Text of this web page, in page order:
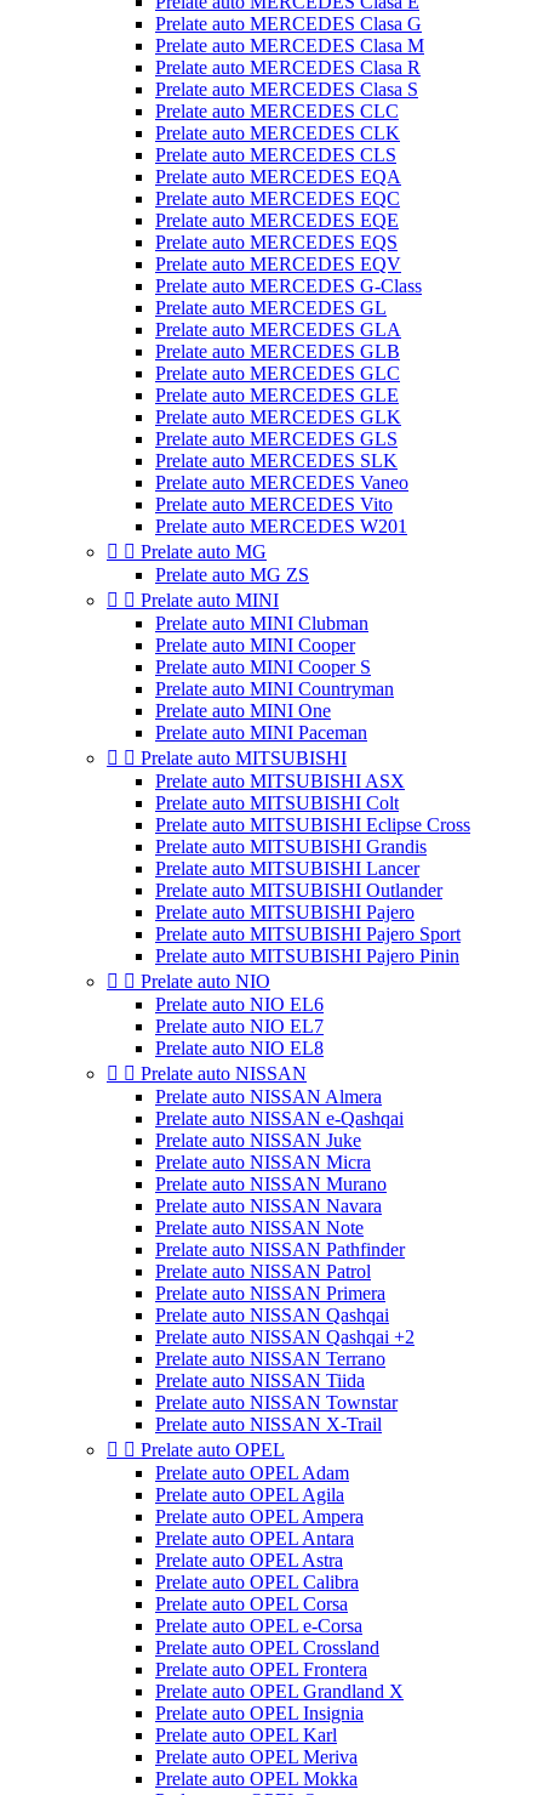
Prelate auto MERCEDES Clasa G
Prelate auto MERCEDES Clasa M
Prelate auto MERCEDES Clasa R
Prelate auto MERCEDES Clasa S
Prelate auto MERCEDES CLC
Prelate auto MERCEDES CLK
Prelate auto MERCEDES CLS
Prelate auto MERCEDES EQA
Prelate auto MERCEDES EQC
Prelate auto MERCEDES EQE
Prelate auto MERCEDES EQS
Prelate auto MERCEDES EQV
Prelate auto MERCEDES G-Class
Prelate auto MERCEDES GL
Prelate auto MERCEDES GLA
Prelate auto MERCEDES GLB
Prelate auto MERCEDES GLC
Prelate auto MERCEDES GLE
Prelate auto MERCEDES GLK
Prelate auto MERCEDES GLS
Prelate auto MERCEDES SLK
Prelate auto MERCEDES Vaneo
Prelate auto MERCEDES Vito
Prelate auto MERCEDES W201
  Prelate auto MG
Prelate auto MG ZS
  Prelate auto MINI
Prelate auto MINI Clubman
Prelate auto MINI Cooper
Prelate auto MINI Cooper S
Prelate auto MINI Countryman
Prelate auto MINI One
Prelate auto MINI Paceman
  Prelate auto MITSUBISHI
Prelate auto MITSUBISHI ASX
Prelate auto MITSUBISHI Colt
Prelate auto MITSUBISHI Eclipse Cross
Prelate auto MITSUBISHI Grandis
Prelate auto MITSUBISHI Lancer
Prelate auto MITSUBISHI Outlander
Prelate auto MITSUBISHI Pajero
Prelate auto MITSUBISHI Pajero Sport
Prelate auto MITSUBISHI Pajero Pinin
  Prelate auto NIO
Prelate auto NIO EL6
Prelate auto NIO EL7
Prelate auto NIO EL8
  Prelate auto NISSAN
Prelate auto NISSAN Almera
Prelate auto NISSAN e-Qashqai
Prelate auto NISSAN Juke
Prelate auto NISSAN Micra
Prelate auto NISSAN Murano
Prelate auto NISSAN Navara
Prelate auto NISSAN Note
Prelate auto NISSAN Pathfinder
Prelate auto NISSAN Patrol
Prelate auto NISSAN Primera
Prelate auto NISSAN Qashqai
Prelate auto NISSAN Qashqai +2
Prelate auto NISSAN Terrano
Prelate auto NISSAN Tiida
Prelate auto NISSAN Townstar
Prelate auto NISSAN X-Trail
  Prelate auto OPEL
Prelate auto OPEL Adam
Prelate auto OPEL Agila
Prelate auto OPEL Ampera
Prelate auto OPEL Antara
Prelate auto OPEL Astra
Prelate auto OPEL Calibra
Prelate auto OPEL Corsa
Prelate auto OPEL e-Corsa
Prelate auto OPEL Crossland
Prelate auto OPEL Frontera
Prelate auto OPEL Grandland X
Prelate auto OPEL Insignia
Prelate auto OPEL Karl
Prelate auto OPEL Meriva
Prelate auto OPEL Mokka